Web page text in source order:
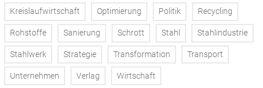
Kreislaufwirtschaft Optimierung Politik Recycling
Rohstoffe Sanierung Schrott Stahl Stahlindustrie
Stahlwerk Strategie Transformation Transport
Unternehmen Verlag Wirtschaft